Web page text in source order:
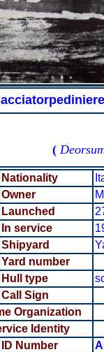
(
Nationality
Owner
Launched
In service
Shipyard
Yard number
Hull type
Call Sign
Organization
Identity
ID Number